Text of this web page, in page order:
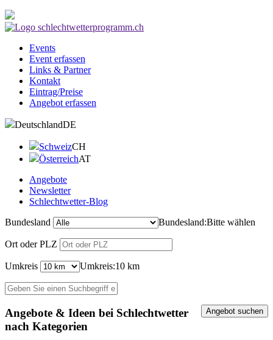
Events
Event erfassen
Links & Partner
Kontakt
Eintrag/Preise
Angebot erfassen
DeutschlandDE
SchweizCH
ÖsterreichAT
Angebote
Newsletter
Schlechtwetter-Blog
Bundesland
Bundesland:Bitte wählen
Ort oder PLZ
Umkreis Umkreis:10 km
Angebote & Ideen bei Schlechtwetter
nach Kategorien